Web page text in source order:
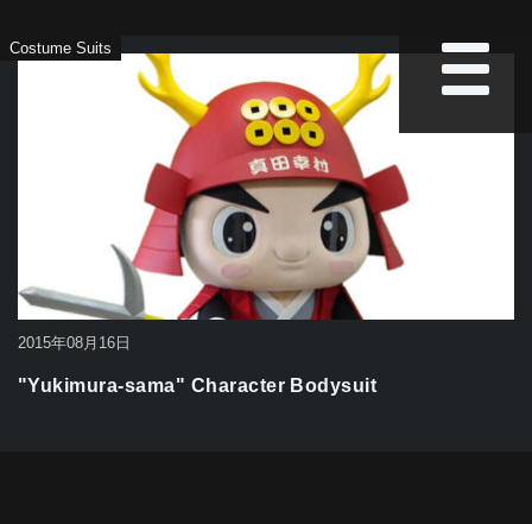
2015年08月16日
Costume Suits
"Yukimura-sama" Character Bodysuit